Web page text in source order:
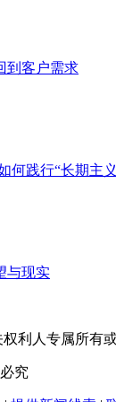
到客户需求
何践行“长期主
与现实
利人专属所有
究